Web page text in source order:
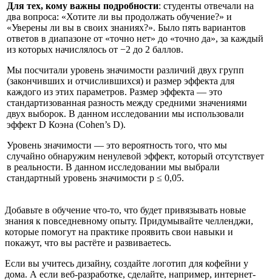
Для тех, кому важны подробности: студенты отвечали на
два вопроса: «Хотите ли вы продолжать обучение?» и
«Уверены ли вы в своих знаниях?». Было пять вариантов
ответов в диапазоне от «точно нет» до «точно да», за каждый
из которых начислялось от −2 до 2 баллов.
Мы посчитали уровень значимости различий двух групп
(закончивших и отчислившихся) и размер эффекта для
каждого из этих параметров. Размер эффекта — это
стандартизованная разность между средними значениями
двух выборок. В данном исследовании мы использовали
эффект D Коэна (Cohen’s D).
Уровень значимости — это вероятность того, что мы
случайно обнаружим ненулевой эффект, который отсутствует
в реальности. В данном исследовании мы выбрали
стандартный уровень значимости p ≤ 0,05.
Добавьте в обучение что-то, что будет привязывать новые
знания к повседневному опыту. Придумывайте челленджи,
которые помогут на практике проявить свои навыки и
покажут, что вы растёте и развиваетесь.
Если вы учитесь дизайну, создайте логотип для кофейни у
дома. А если веб-разработке, сделайте, например, интернет-